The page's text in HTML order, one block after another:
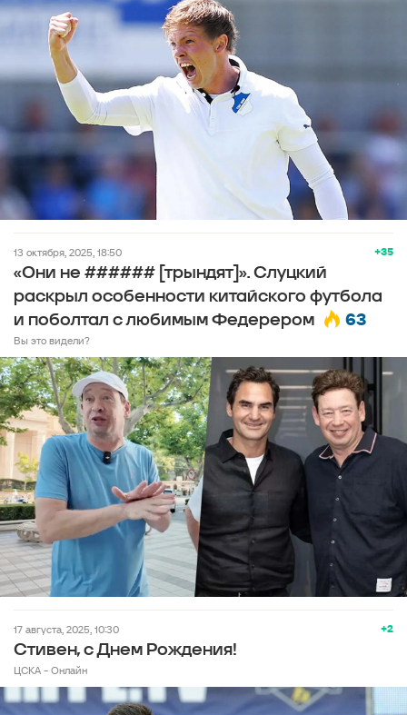
+35
13 октября, 2025, 18:50
«Они не ###### [трындят]». Слуцкий
раскрыл особенности китайского футбола
и поболтал с любимым Федерером
63
Вы это видели?
+2
17 августа, 2025, 10:30
Стивен, с Днем Рождения!
ЦСКА - Онлайн